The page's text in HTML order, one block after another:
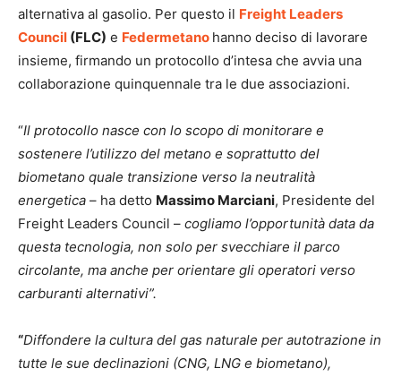
alternativa al gasolio. Per questo il Freight Leaders
Council (FLC) e Federmetano hanno deciso di lavorare
insieme, firmando un protocollo d’intesa che avvia una
collaborazione quinquennale tra le due associazioni.
“Il protocollo nasce con lo scopo di monitorare e
sostenere l’utilizzo del metano e soprattutto del
biometano quale transizione verso la neutralità
energetica – ha detto Massimo Marciani, Presidente del
Freight Leaders Council – cogliamo l’opportunità data da
questa tecnologia, non solo per svecchiare il parco
circolante, ma anche per orientare gli operatori verso
carburanti alternativi”.
“Diffondere la cultura del gas naturale per autotrazione in
tutte le sue declinazioni (CNG, LNG e biometano),